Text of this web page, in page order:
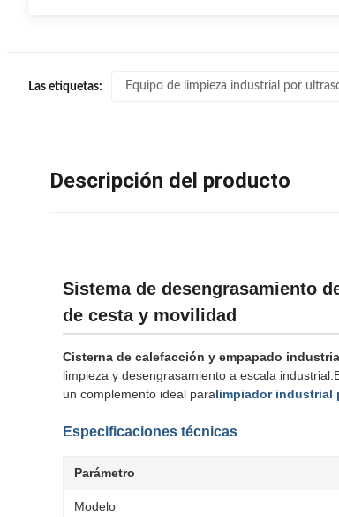
Las etiquetas: Equipo de limpieza industrial por
Descripción del producto
Sistema de desengrasamiento
de cesta y movilidad
Cisterna de calefacción y empapado
limpieza y desengrasamiento a escala
un complemento ideal paralimpiador industrial
Especificaciones técnicas
Parámetro
Modelo